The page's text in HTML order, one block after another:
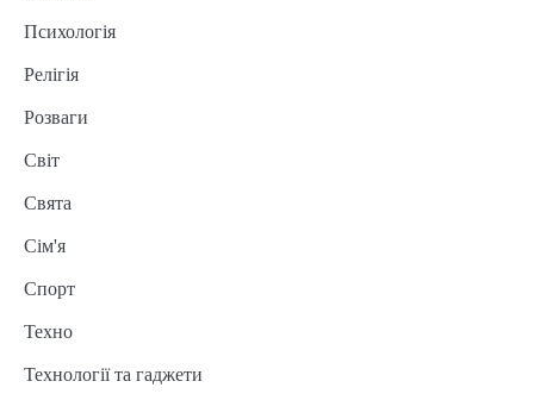
Психологія
Релігія
Розваги
Світ
Свята
Сім'я
Спорт
Техно
Технології та гаджети